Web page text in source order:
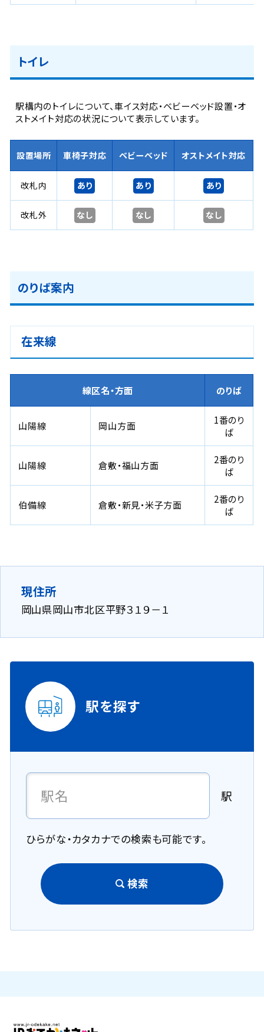
トイレ
駅構内のトイレについて、車イス対応・ベビーベッド設置・オ
ストメイト対応の状況について表示しています。
設置場所 車椅子対応 ベビーベッド オストメイト対応
改札内 あり あり あり
改札外 なし なし なし
のりば案内
在来線
線区名・方面 のりば
山陽線 岡山方面
1番のり
ば
山陽線 倉敷・福山方面
2番のり
ば
伯備線 倉敷・新見・米子方面
2番のり
ば
現住所
岡山県岡山市北区平野３１９－１
駅を探す
駅
ひらがな・カタカナでの検索も可能です。
検索